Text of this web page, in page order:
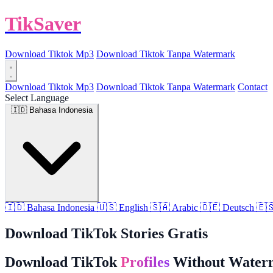
TikSaver
Download Tiktok Mp3 Download Tiktok Tanpa Watermark
Download Tiktok Mp3 Download Tiktok Tanpa Watermark Contact
Select Language
🇮🇩 Bahasa Indonesia
🇮🇩 Bahasa Indonesia 🇺🇸 English 🇸🇦 Arabic 🇩🇪 Deutsch
Download TikTok Stories Gratis
Download TikTok Profiles Without